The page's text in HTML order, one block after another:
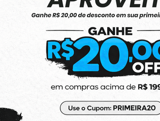
Amei! Um pouco pequena
Produto:Top Adidas
EXECELENTE !
Produto:Moletom Adidas